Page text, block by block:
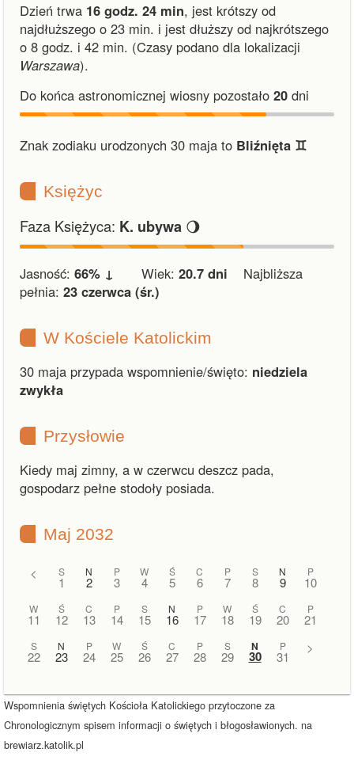
Dzień trwa 16 godz. 24 min, jest krótszy od
najdłuższego o 23 min. i jest dłuższy od najkrótszego
o 8 godz. i 42 min. (Czasy podano dla lokalizacji
Warszawa).
Do końca astronomicznej wiosny pozostało 20 dni
Znak zodiaku urodzonych 30 maja to Bliźnięta ♊︎
Księżyc
Faza Księżyca: K. ubywa 🌖
Jasność: 66% ↓ Wiek: 20.7 dni Najbliższa
pełnia: 23 czerwca (śr.)
W Kościele Katolickim
30 maja przypada wspomnienie/święto: niedziela
zwykła
Przysłowie
Kiedy maj zimny, a w czerwcu deszcz pada,
gospodarz pełne stodoły posiada.
Maj 2032
< S
1
N
2
P
3
W
4
Ś
5
C
6
P
7
S
8
N
9
P
10
W
11
Ś
12
C
13
P
14
S
15
N
16
P
17
W
18
Ś
19
C
20
P
21
S
22
N
23
P
24
W
25
Ś
26
C
27
P
28
S
29
N
30
P
31
>
Wspomnienia świętych Kościoła Katolickiego przytoczone za
Chronologicznym spisem informacji o świętych i błogosławionych. na
brewiarz.katolik.pl